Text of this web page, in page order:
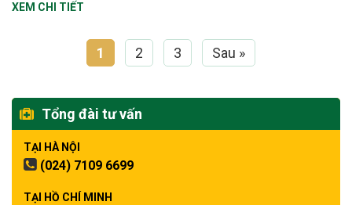
XEM CHI TIẾT
1 2 3 Sau »
Tổng đài tư vấn
TẠI HÀ NỘI
(024) 7109 6699
TẠI HỒ CHÍ MINH